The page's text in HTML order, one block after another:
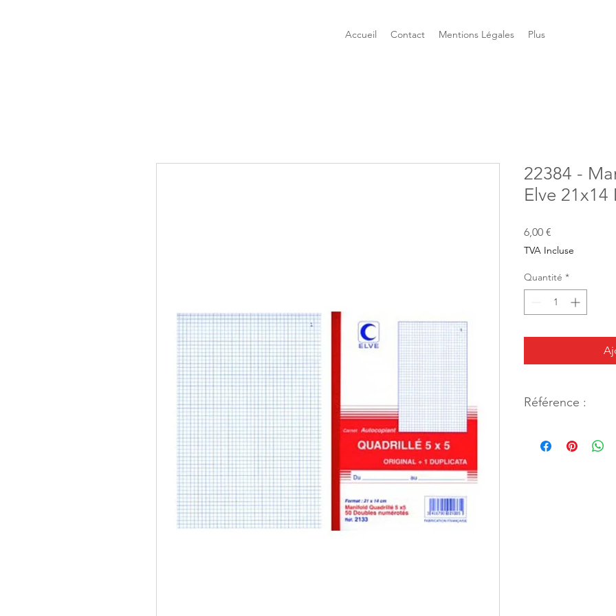
Accueil Contact Mentions Légales Plus
22384 -
Elve 21x14
6,00 €
TVA Incluse
Quantité *
Référence :